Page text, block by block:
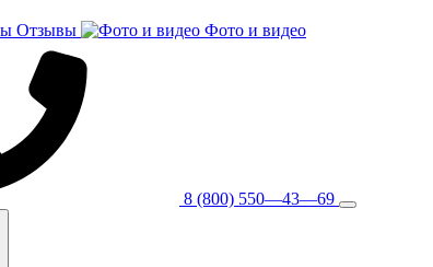
Отзывы Фото и видео
8 (800) 550—43—69